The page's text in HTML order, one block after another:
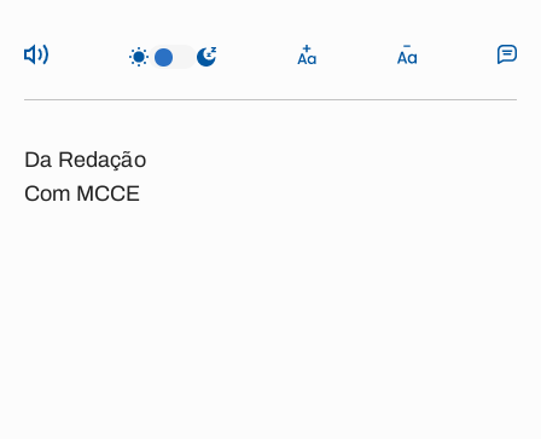
Da Redação
Com MCCE